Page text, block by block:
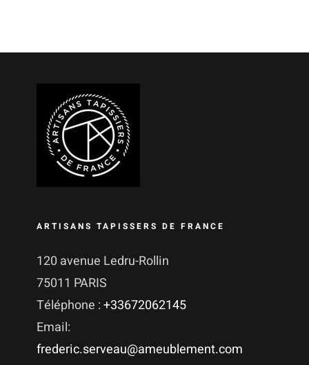
ARTISANS TAPISSERS DE FRANCE
120 avenue Ledru-Rollin
75011 PARIS
Téléphone :+33672062145
Email:
frederic.serveau@ameublement.com